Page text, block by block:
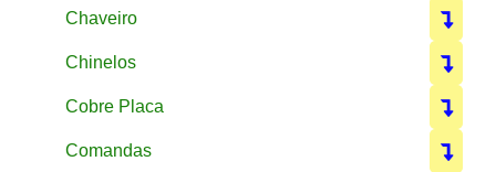
Chaveiro
Chinelos
Cobre Placa
Comandas